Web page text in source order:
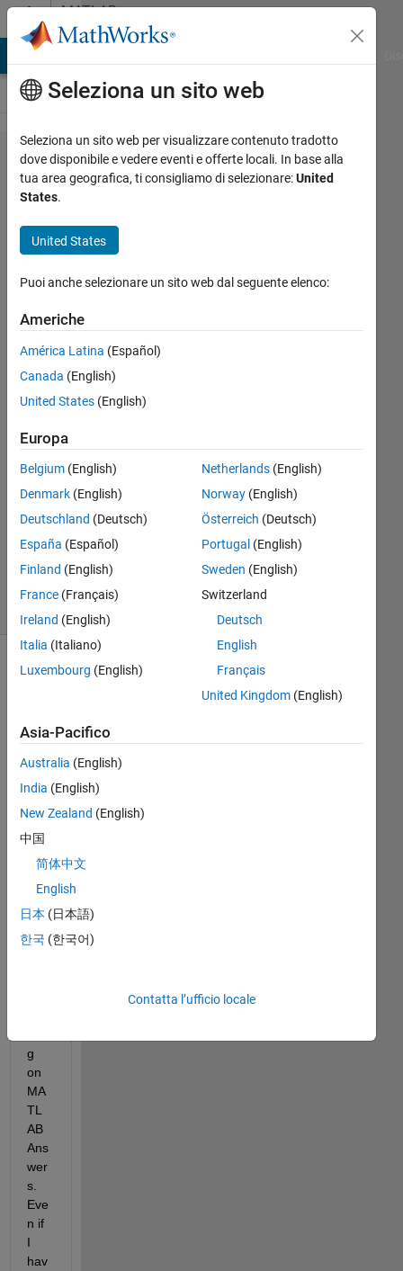
Vai al contenutoMATLAB
Answers
Unable to post any
comments/answers
Answers
Nikhil
Sonavane
23 Mar
2021
Risposta
Risposta
accettata
Aggiornato
2021
23
Visualizzazioni
MicrosoftTeams-
image (5).png
una
ble
g
on
MA
TL
AB
Ans
wer
s.
Eve
n if
I
hav
Seleziona un sito web
Seleziona un sito web per visualizzare contenuto tradotto
dove disponibile e vedere eventi e offerte locali. In base alla
tua area geografica, ti consigliamo di selezionare:United
States.
United States
Puoi anche selezionare un sito web dal seguente elenco:
Americhe
América Latina (Español)
Canada (English)
United States (English)
Europa
Belgium (English)
Denmark (English)
Deutschland (Deutsch)
España (Español)
Finland (English)
France (Français)
Ireland (English)
Italia (Italiano)
Luxembourg (English)
Netherlands(English)
Norway(English)
Österreich (Deutsch)
Portugal (English)
Sweden (English)
Switzerland
Deutsch
English
Français
United Kingdom(English)
Asia-Pacifico
Australia (English)
India (English)
New Zealand (English)
中国
简体中文
English
日本 (日本語)
한국 (한국어)
Contatta l’ufficio locale